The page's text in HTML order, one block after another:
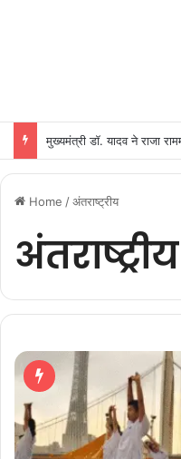
मुख्यमंत्री डॉ. यादव ने राजा
Home /अंतराष्ट्रीय
अंतराष्ट्रीय